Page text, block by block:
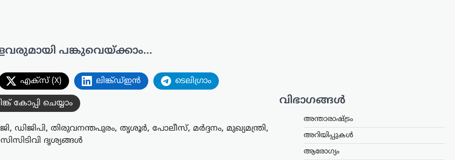
പങ്കുവെയ്ക്കാം...
എക്സ് (X) ലിങ്ക്ഡ്ഇൻ ടെലിഗ്രാം
കോപ്പി ചെയ്യാം
, ഡിജിപി, തിരുവനന്തപുരം, തൃശൂർ, പോലീസ്, മർദ്ദനം, മുഖ്യമന്ത്രി,
സിസിടിവി ദൃശ്യങ്ങൾ
വിഭാഗങ്ങൾ
അന്താരാഷ്ട്രം
അറിയിപ്പുകൾ
ആരോഗ്യം